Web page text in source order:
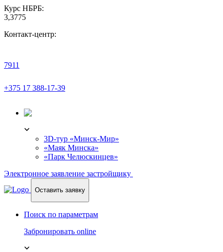
Курс НБРБ:
3,3775
Контакт-центр:
7911
+375 17 388-17-39
3D-тур «Минск-Мир»
«Маяк Минска»
«Парк Челюскинцев»
Электронное заявление застройщику
Оставить заявку
Поиск по параметрам
Забронировать online